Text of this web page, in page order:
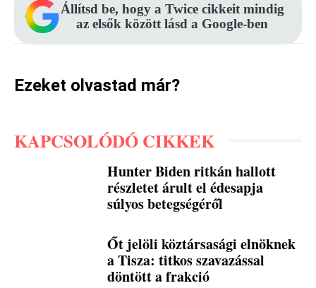
Állítsd be, hogy a Twice cikkeit mindig
az elsők között lásd a Google-ben
Ezeket olvastad már?
KAPCSOLÓDÓ CIKKEK
Hunter Biden ritkán hallott
részletet árult el édesapja
súlyos betegségéről
Őt jelöli köztársasági elnöknek
a Tisza: titkos szavazással
döntött a frakció